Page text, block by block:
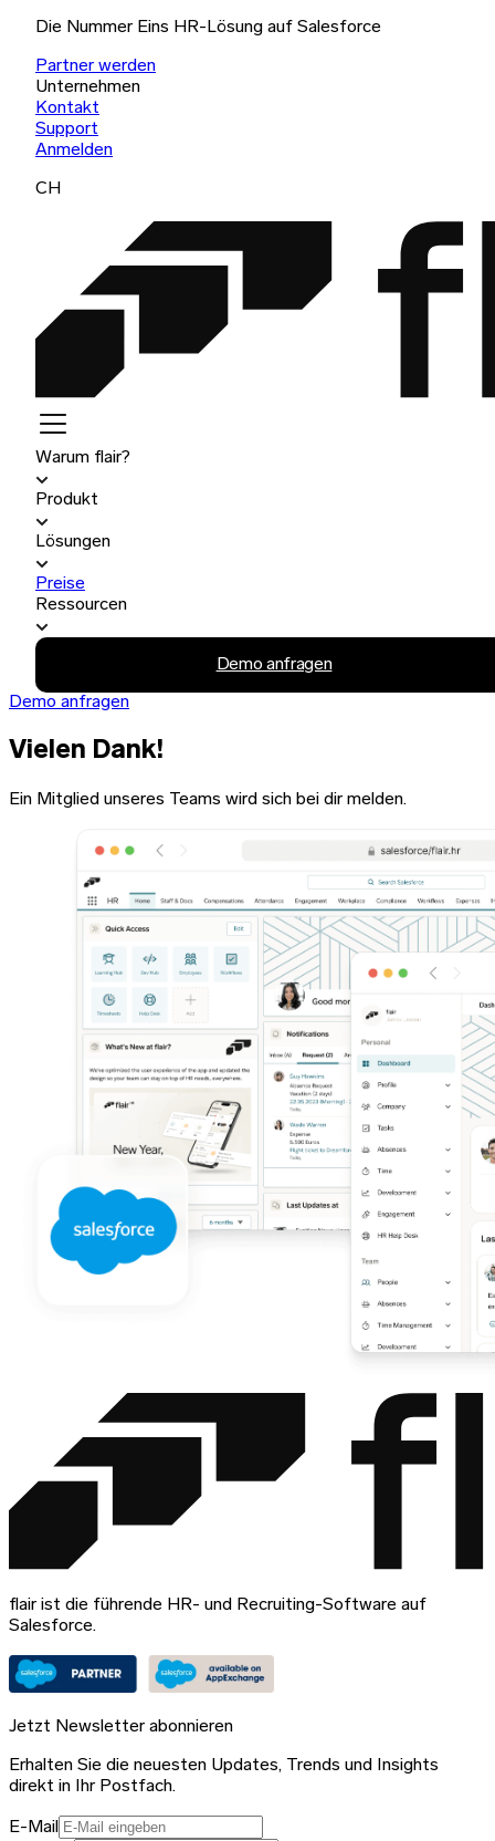
Die Nummer Eins HR-Lösung auf Salesforce
Partner werden
Unternehmen
Kontakt
Support
Anmelden
CH
Warum flair?
Produkt
Lösungen
Preise
Ressourcen
Demo anfragen
Demo anfragen
Vielen Dank!
Ein Mitglied unseres Teams wird sich bei dir melden.
flair ist die führende HR- und Recruiting-Software auf
Salesforce.
Jetzt Newsletter abonnieren
Erhalten Sie die neuesten Updates, Trends und Insights
direkt in Ihr Postfach.
E-Mail